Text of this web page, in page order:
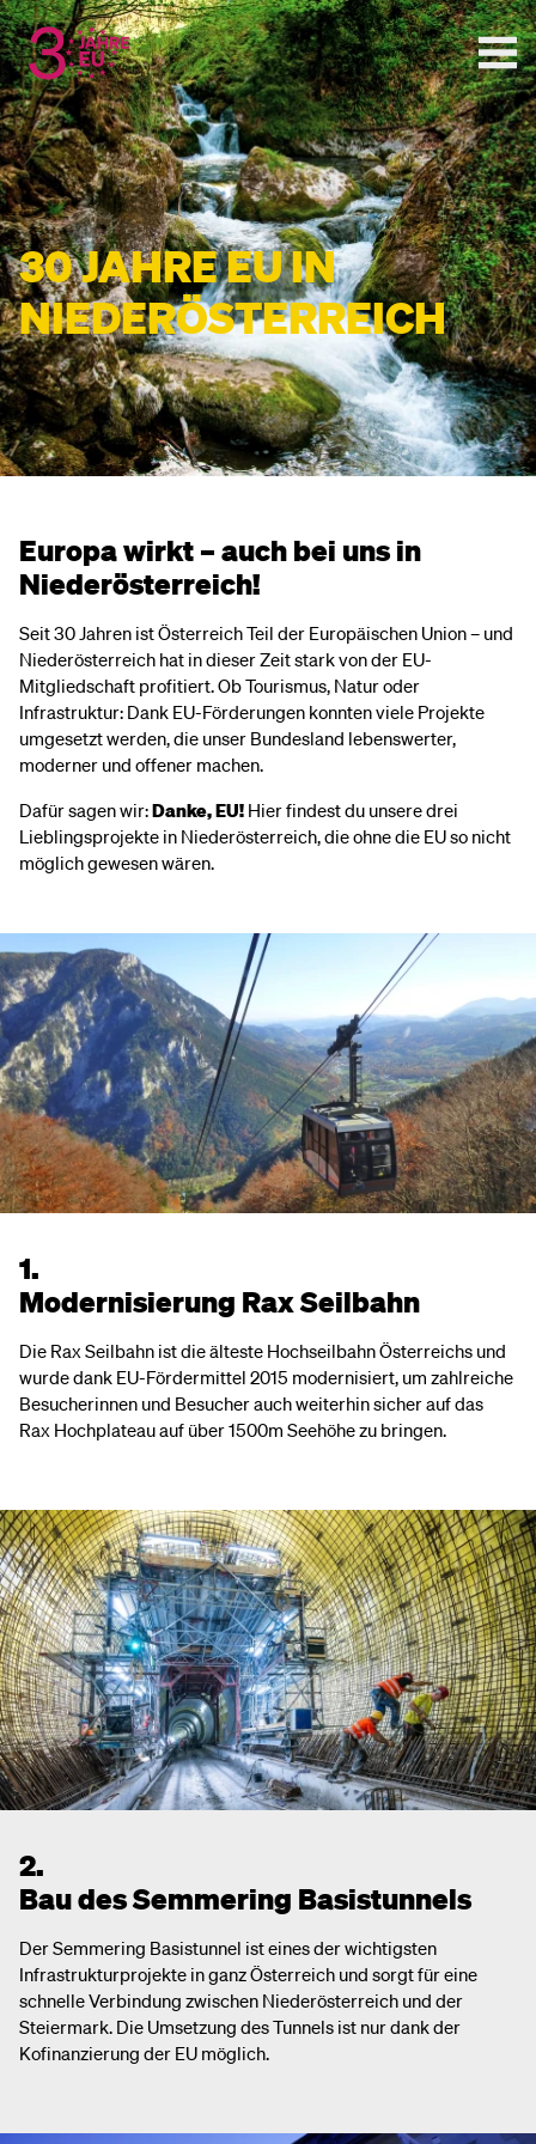
30 JAHRE EU IN
NIEDER­ÖSTERREICH
Europa wirkt – auch bei uns in
Niederösterreich!
Seit 30 Jahren ist Österreich Teil der Europäischen Union – und
Niederösterreich hat in dieser Zeit stark von der EU-
Mitgliedschaft profitiert. Ob Tourismus, Natur oder
Infrastruktur: Dank EU-Förderungen konnten viele Projekte
umgesetzt werden, die unser Bundesland lebenswerter,
moderner und offener machen.
Dafür sagen wir:Danke, EU! Hier findest du unsere drei
Lieblingsprojekte in Niederösterreich, die ohne die EU so nicht
möglich gewesen wären.
1.
Modernisierung Rax Seilbahn
Die Rax Seilbahn ist die älteste Hochseilbahn Österreichs und
wurde dank EU-Fördermittel 2015 modernisiert, um zahlreiche
Besucherinnen und Besucher auch weiterhin sicher auf das
Rax Hochplateau auf über 1500m Seehöhe zu bringen.
2.
Bau des Semmering Basistunnels
Der Semmering Basistunnel ist eines der wichtigsten
Infrastrukturprojekte in ganz Österreich und sorgt für eine
schnelle Verbindung zwischen Niederösterreich und der
Steiermark. Die Umsetzung des Tunnels ist nur dank der
Kofinanzierung der EU möglich.